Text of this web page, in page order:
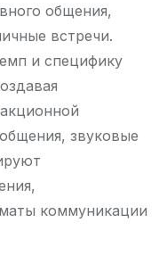
общения,
встречи.
и специфику
звуковые
коммуникации